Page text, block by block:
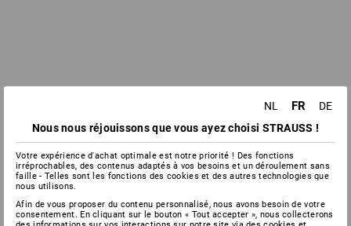
NL FR
DE
Nous nous réjouissons que vous ayez choisi STRAUSS !
Votre expérience d'achat optimale est notre priorité ! Des fonctions
irréprochables, des contenus adaptés à vos besoins et un déroulement sans
faille - Telles sont les fonctions des cookies et des autres technologies que
nous utilisons.
Afin de vous proposer du contenu personnalisé, nous avons besoin de votre
consentement. En cliquant sur le bouton « Tout accepter », nous collecterons